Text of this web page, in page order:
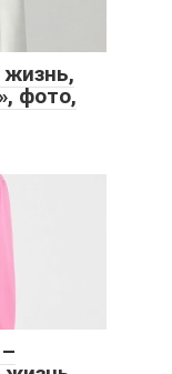
фото,